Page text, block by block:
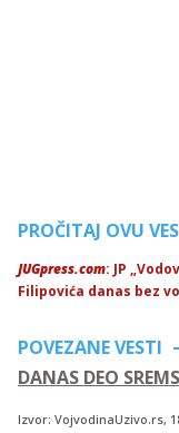
PROČITAJ OVU
JUGpress.com: JP
Filipovića danas bez
POVEZANE VESTI
DANAS DEO
Izvor: VojvodinaUzivo.rs,